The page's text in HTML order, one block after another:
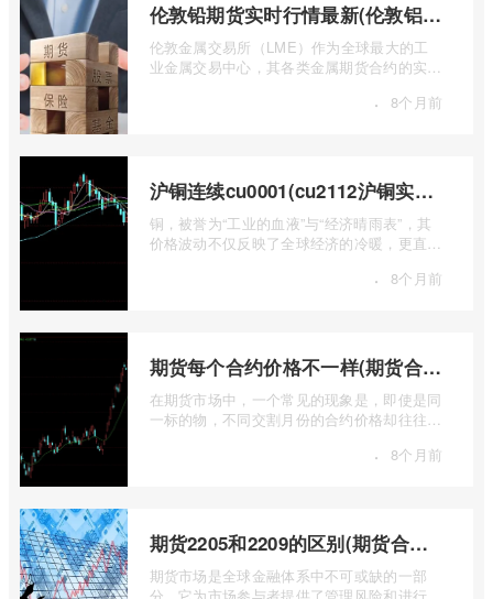
伦敦铅期货实时行情最新(伦敦铝锡期货实时行情)
伦敦金属交易所（LME）作为全球最大的工
业金属交易中心，其各类金属期货合约的实时
· 8个月前
沪铜连续cu0001(cu2112沪铜实时行情)
铜，被誉为“工业的血液”与“经济晴雨表”，其
价格波动不仅反映了全球经济的冷暖，更直接
· 8个月前
期货每个合约价格不一样(期货合约之间的价格差)
在期货市场中，一个常见的现象是，即使是同
一标的物，不同交割月份的合约价格却往往不
· 8个月前
期货2205和2209的区别(期货合约2205什么意思)
期货市场是全球金融体系中不可或缺的一部